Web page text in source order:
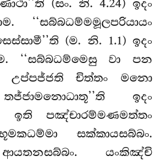
(සං. නි. 4.24) ඉදං
‘‘සබ්බධම්මමූලපරියායං
(ම. නි. 1.1) ඉදං
‘‘සබ්බධම්මෙසු වා පන
උප්පජ්ජති චිත්තං මනො
ඉදං
ඉති පඤ්චාරම්මණමත්තං
සක්කායසබ්බං.
යංකිඤ්චි